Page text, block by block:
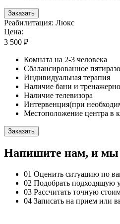
Заказать
Реабилитация: Люкс
Цена:
3 500 ₽
Комната на 2-3 человека
Сбалансированное
Индивидуальная терапия
Наличие бани и
Наличие телевизора
Интервенция(при
Местоположение центра в
Заказать
Напишите нам, и мы
01 Оценить ситуацию по
02 Подобрать подходящую
03 Рассчитать точную
04 Записать на прием или